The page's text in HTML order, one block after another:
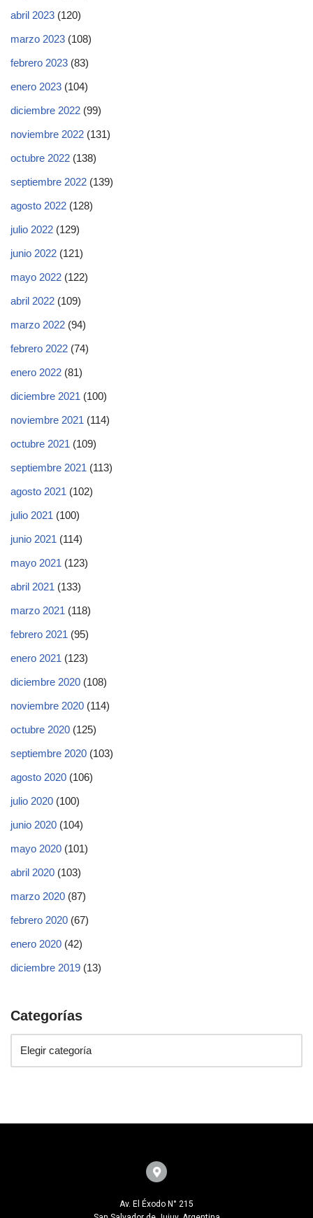
abril 2023 (120)
marzo 2023 (108)
febrero 2023 (83)
enero 2023 (104)
diciembre 2022 (99)
noviembre 2022 (131)
octubre 2022 (138)
septiembre 2022 (139)
agosto 2022 (128)
julio 2022 (129)
junio 2022 (121)
mayo 2022 (122)
abril 2022 (109)
marzo 2022 (94)
febrero 2022 (74)
enero 2022 (81)
diciembre 2021 (100)
noviembre 2021 (114)
octubre 2021 (109)
septiembre 2021 (113)
agosto 2021 (102)
julio 2021 (100)
junio 2021 (114)
mayo 2021 (123)
abril 2021 (133)
marzo 2021 (118)
febrero 2021 (95)
enero 2021 (123)
diciembre 2020 (108)
noviembre 2020 (114)
octubre 2020 (125)
septiembre 2020 (103)
agosto 2020 (106)
julio 2020 (100)
junio 2020 (104)
mayo 2020 (101)
abril 2020 (103)
marzo 2020 (87)
febrero 2020 (67)
enero 2020 (42)
diciembre 2019 (13)
Categorías
Av. El Éxodo N° 215